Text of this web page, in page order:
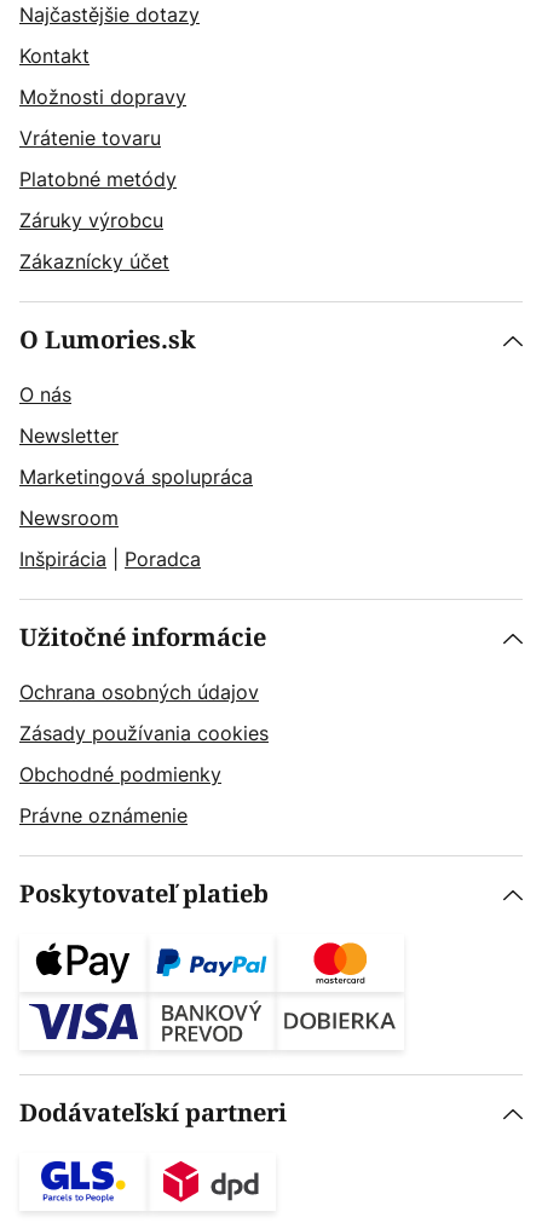
Najčastějšie dotazy
Kontakt
Možnosti dopravy
Vrátenie tovaru
Platobné metódy
Záruky výrobcu
Zákaznícky účet
O Lumories.sk
O nás
Newsletter
Marketingová spolupráca
Newsroom
Inšpirácia
Poradca
Užitočné informácie
Ochrana osobných údajov
Zásady používania cookies
Obchodné podmienky
Právne oznámenie
Poskytovateľ platieb
Dodávateľskí partneri